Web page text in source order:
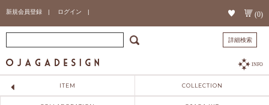
新規会員登録 | ログイン | (0)
詳細検索
INFO
ITEM COLLECTION